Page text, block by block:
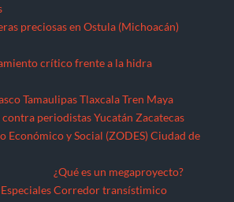
preciosas en Ostula (Michoacán)
crítico frente a la hidra
Tamaulipas Tlaxcala Tren Maya
periodistas Yucatán Zacatecas
Económico y Social (ZODES) Ciudad de
¿Qué es un megaproyecto?
Corredor transístimico